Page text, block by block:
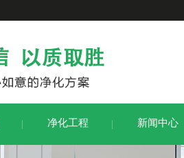
净化工程 新闻中心